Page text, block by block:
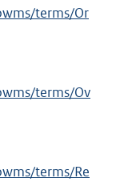
terms/Or
terms/Ov
terms/Re